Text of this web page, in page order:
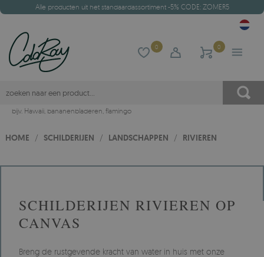
Alle producten uit het standaardassortiment -5% CODE: ZOMER5
0 0
bijv. Hawaii, bananenbladeren, flamingo
HOME / SCHILDERIJEN / LANDSCHAPPEN / RIVIEREN
SCHILDERIJEN RIVIEREN OP
CANVAS
Breng de rustgevende kracht van water in huis met onze